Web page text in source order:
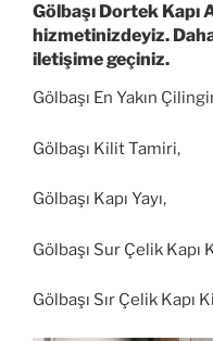
Gölbaşı Dortek Kapı
hizmetinizdeyiz.
iletişime geçiniz.
Gölbaşı En Yakın
Gölbaşı Kilit Tamiri,
Gölbaşı Kapı Yayı,
Gölbaşı Sur Çelik
Gölbaşı Sır Çelik Kapı